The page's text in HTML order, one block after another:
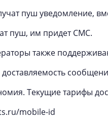
пуш уведомление,
пуш, им придет СМС.
также
доставляемость
Текущие тарифы
mobile-id